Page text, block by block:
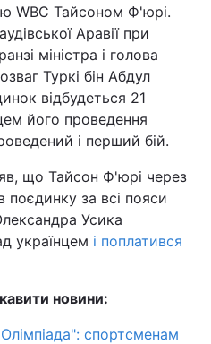
WBC Тайсоном Ф'юрі.
Аравії при
міністра і голова
Туркі бін Абдул
відбудеться 21
його проведення
і перший бій.
що Тайсон Ф'юрі через
поєдинку за всі пояси
Усика
українцем і поплатився
новини:
спортсменам